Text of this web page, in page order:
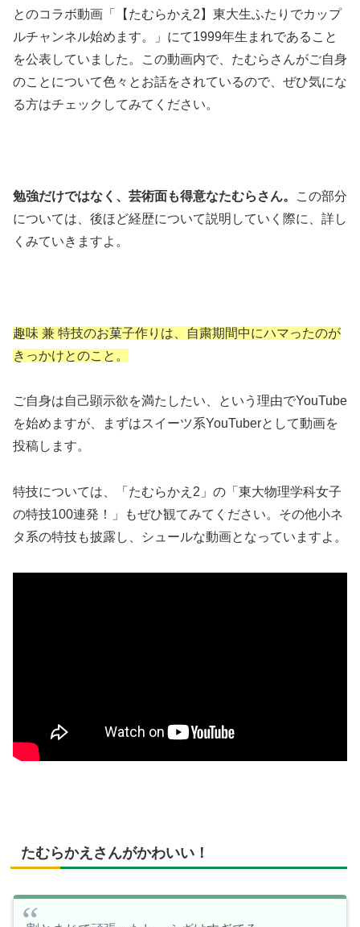
とのコラボ動画「【たむらかえ2】東大生ふたりでカップ
ルチャンネル始めます。」にて1999年生まれであること
を公表していました。この動画内で、たむらさんがご自身
のことについて色々とお話をされているので、ぜひ気にな
る方はチェックしてみてください。
勉強だけではなく、芸術面も得意なたむらさん。
この部分
については、後ほど経歴について説明していく際に、詳し
くみていきますよ。
趣味 兼 特技のお菓子作りは、自粛期間中にハマったのが
きっかけとのこと。
ご自身は自己顕示欲を満たしたい、という理由でYouTube
を始めますが、まずはスイーツ系YouTuberとして動画を
投稿します。
特技については、「たむらかえ2」の「東大物理学科女子
の特技100連発！」もぜひ観てみてください。その他小ネ
タ系の特技も披露し、シュールな動画となっていますよ。
たむらかえさんがかわいい！